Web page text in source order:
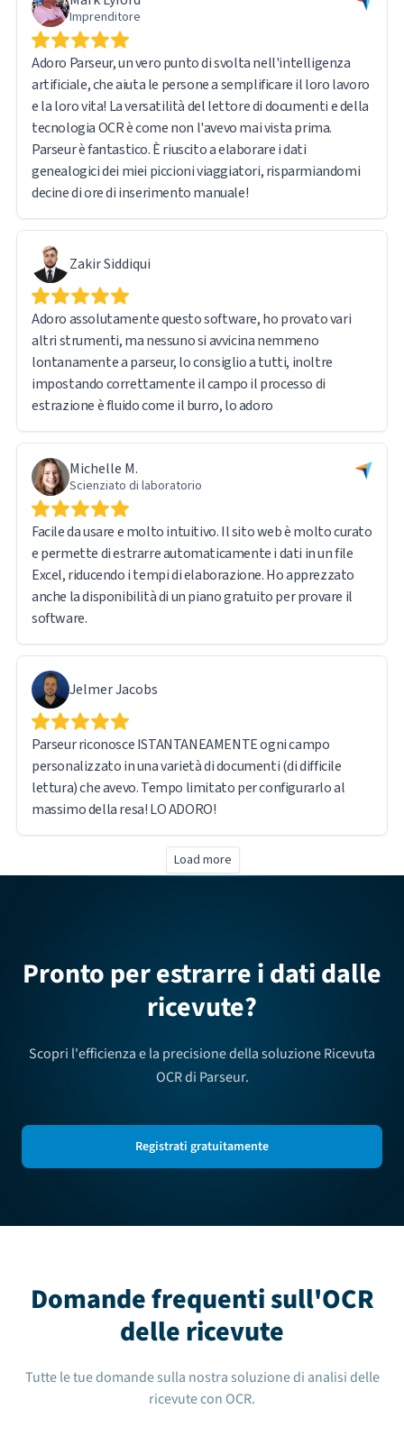
il sistema stesso ha funzionato perfettamente.
Sono molto soddisfatto dell'esperienza complessiva e
consiglierei senza dubbio Parseur a chiunque abbia a che
fare con l'elaborazione di grandi volumi di documenti e
l'estrazione di dati.
Imprenditore
Adoro Parseur, un vero punto di svolta nell'intelligenza
artificiale, che aiuta le persone a semplificare il loro lavoro
e la loro vita! La versatilità del lettore di documenti e della
tecnologia OCR è come non l'avevo mai vista prima.
Parseur è fantastico. È riuscito a elaborare i dati
genealogici dei miei piccioni viaggiatori, risparmiandomi
decine di ore di inserimento manuale!
Zakir Siddiqui
Adoro assolutamente questo software, ho provato vari
altri strumenti, ma nessuno si avvicina nemmeno
lontanamente a parseur, lo consiglio a tutti, inoltre
impostando correttamente il campo il processo di
estrazione è fluido come il burro, lo adoro
Michelle M.
Scienziato di laboratorio
Facile da usare e molto intuitivo. Il sito web è molto curato
e permette di estrarre automaticamente i dati in un file
Excel, riducendo i tempi di elaborazione. Ho apprezzato
anche la disponibilità di un piano gratuito per provare il
software.
Jelmer Jacobs
Parseur riconosce ISTANTANEAMENTE ogni campo
personalizzato in una varietà di documenti (di difficile
lettura) che avevo. Tempo limitato per configurarlo al
massimo della resa! LO ADORO!
Load more
Pronto per estrarre i dati dalle
ricevute?
Scopri l'efficienza e la precisione della soluzione Ricevuta
OCR di Parseur.
Registrati gratuitamente
Domande frequenti sull'OCR
delle ricevute
Tutte le tue domande sulla nostra soluzione di analisi delle
ricevute con OCR.